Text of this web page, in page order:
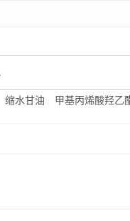
缩水甘油 甲基丙烯酸羟乙